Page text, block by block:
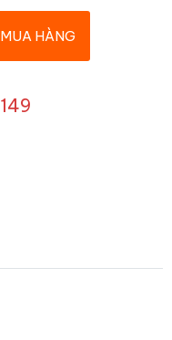
MUA HÀNG